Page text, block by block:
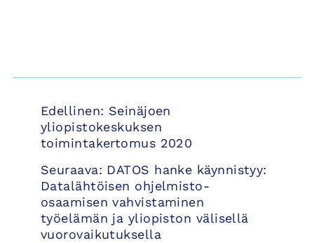
Artikkelien
selaus
Edellinen: Seinäjoen
yliopistokeskuksen
toimintakertomus 2020
Seuraava: DATOS hanke käynnistyy:
Datalähtöisen ohjelmisto-
osaamisen vahvistaminen
työelämän ja yliopiston välisellä
vuorovaikutuksella